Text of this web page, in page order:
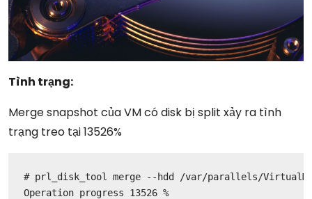
Tình trạng:
Merge snapshot của VM có disk bị split xảy ra tình
trạng treo tại 13526%
# prl_disk_tool merge --hdd /var/parallels/
Operation progress 13526 %